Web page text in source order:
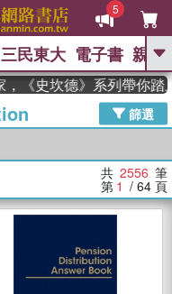
5
GO
圭吾 高希均教授回憶錄
、 父親節 、 如果歷
錄 、 方念華 、 台灣的李
數學女孩：黎曼猜想 、
神經
三民東大 電子書 親子
德》系列帶你踏上熱血
篩選
共 2556 筆
第 1 / 64 頁